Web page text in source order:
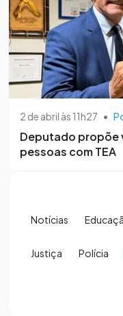
2 de abril às 11h27 •
Deputado propõe
pessoas com TEA
Notícias
Justiça Polícia